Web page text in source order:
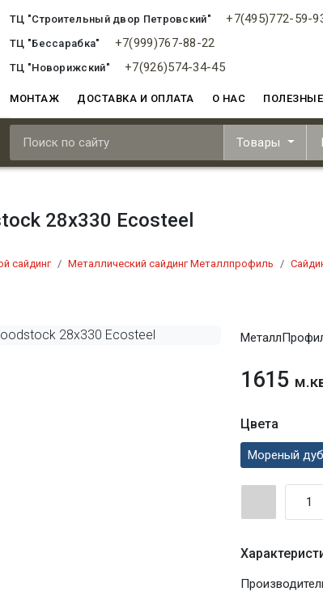
ТЦ "Строительный двор Петровский" +7(495)772-59-
ТЦ "Бессарабка" +7(999)767-88-22
ТЦ "Новорижский" +7(926)574-34-45
МОНТАЖ ДОСТАВКА И ОПЛАТА О НАС
Товары
28x330 Ecosteel
сайдинг Металлический сайдинг Металлпрофиль
1615
Цвета
Мореный дуб